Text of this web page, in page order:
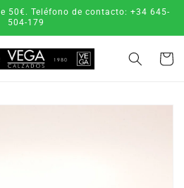
50€. Teléfono de contacto: +34 645-
504-179
Carrito